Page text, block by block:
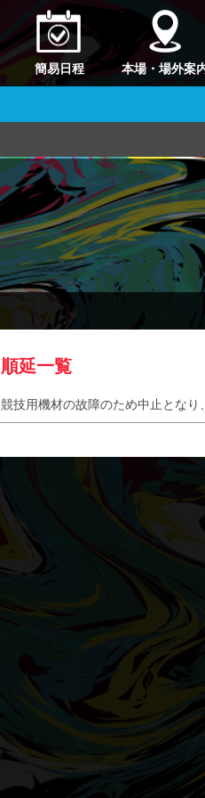
簡易日程 本場・場外案
延一覧
技用機材の故障のため中止となり